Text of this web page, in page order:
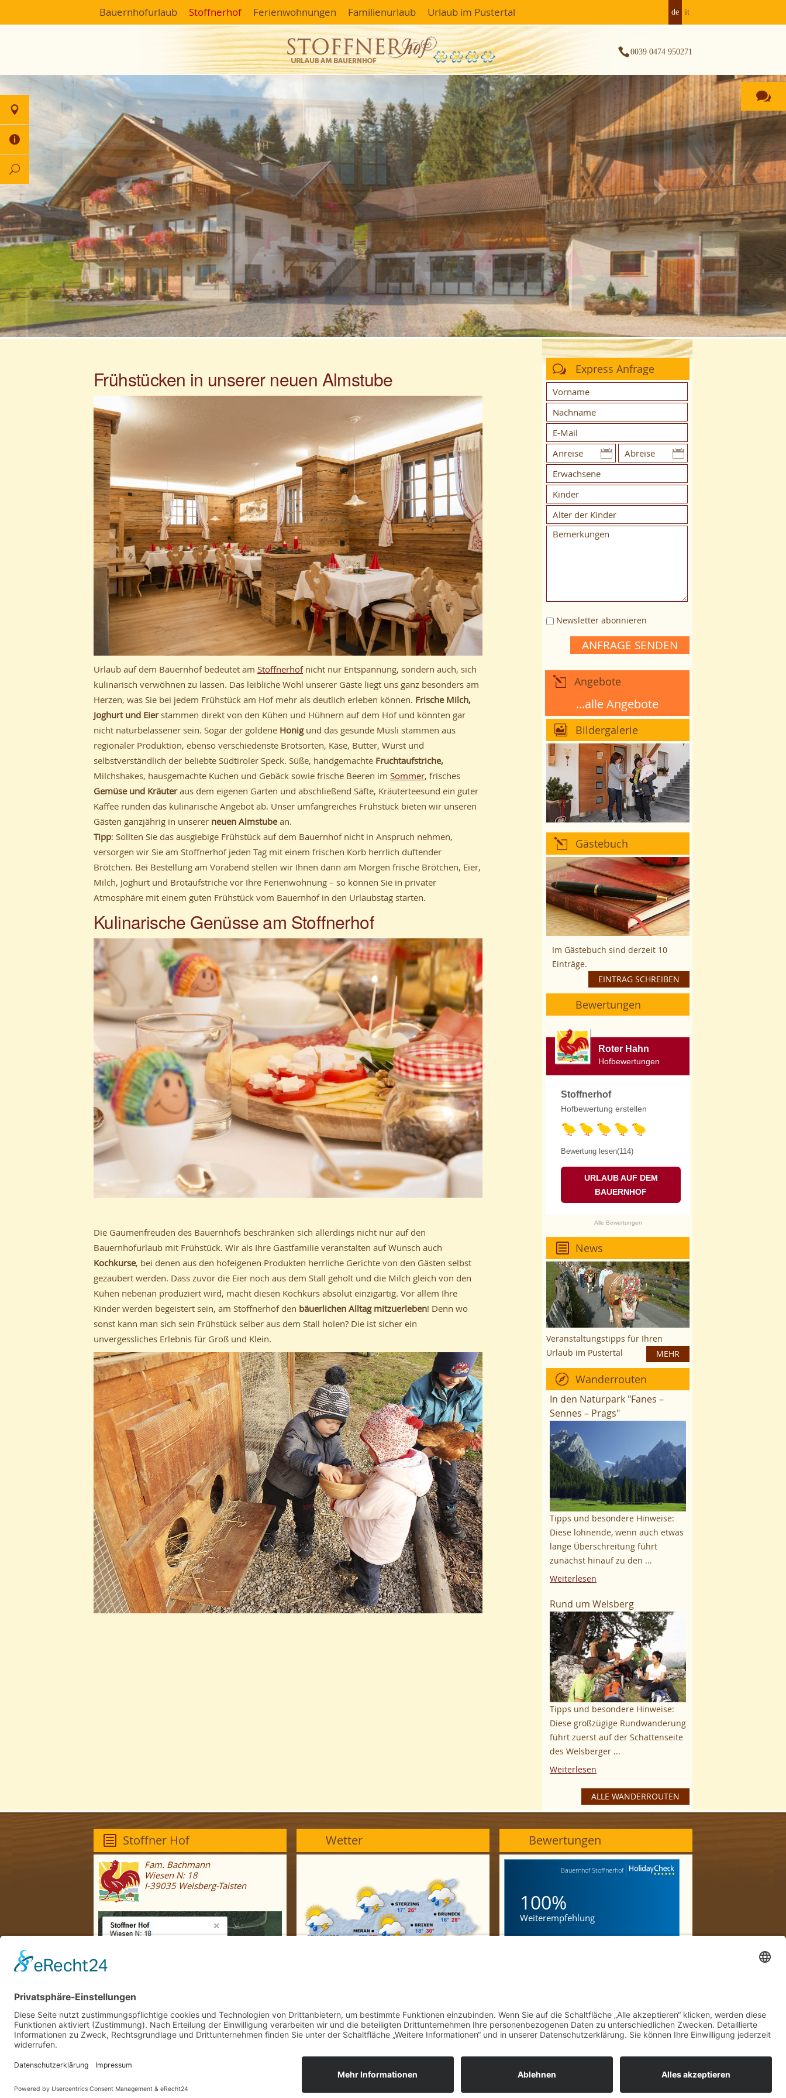
Bauernhofurlaub Stoffnerhof Ferienwohnungen Familienurlaub Urlaub im Pustertal de it
0039 0474 950271
Frühstücken in unserer neuen Almstube
Urlaub auf dem Bauernhof bedeutet am Stoffnerhofnicht nur Entspannung, sondern auch, sich
kulinarisch verwöhnen zu lassen. Das leibliche Wohl unserer Gäste liegt uns ganz besonders am
Herzen, was Sie bei jedem Frühstück am Hof mehr als deutlich erleben können. Frische Milch,
Joghurt und Eierstammen direkt von den Kühen und Hühnern auf dem Hof und könnten gar
nicht naturbelassener sein. Sogar der goldene Honig und das gesunde Müsli stammen aus
regionaler Produktion, ebenso verschiedenste Brotsorten, Käse, Butter, Wurst und
selbstverständlich der beliebte Südtiroler Speck. Süße, handgemachte Fruchtaufstriche,
Milchshakes, hausgemachte Kuchen und Gebäck sowie frische Beeren im Sommer, frisches
Gemüse und Kräuteraus dem eigenen Garten und abschließend Säfte, Kräuterteesund ein guter
Kaffee runden das kulinarische Angebot ab. Unser umfangreiches Frühstück bieten wir unseren
Gästen ganzjährig in unserer neuen Almstubean.
Tipp: Sollten Sie das ausgiebige Frühstück auf dem Bauernhof nicht in Anspruch nehmen,
versorgen wir Sie am Stoffnerhof jeden Tag mit einem frischen Korb herrlich duftender
Brötchen. Bei Bestellung am Vorabend stellen wir Ihnen dann am Morgen frische Brötchen, Eier,
Milch, Joghurt und Brotaufstriche vor Ihre Ferienwohnung – so können Sie in privater
Atmosphäre mit einem guten Frühstück vom Bauernhof in den Urlaubstag starten.
Kulinarische Genüsse am Stoffnerhof
Die Gaumenfreuden des Bauernhofs beschränken sich allerdings nicht nur auf den
Bauernhofurlaub mit Frühstück. Wir als Ihre Gastfamilie veranstalten auf Wunsch auch
Kochkurse, bei denen aus den hofeigenen Produkten herrliche Gerichte von den Gästen selbst
gezaubert werden. Dass zuvor die Eier noch aus dem Stall geholt und die Milch gleich von den
Kühen nebenan produziert wird, macht diesen Kochkurs absolut einzigartig. Vor allem Ihre
Kinder werden begeistert sein, am Stoffnerhof den bäuerlichen Alltag mitzuerleben! Denn wo
sonst kann man sich sein Frühstück selber aus dem Stall holen? Die ist sicher ein
unvergessliches Erlebnis für Groß und Klein.
Express Anfrage
Newsletter abonnieren
ANFRAGE SENDEN
Angebote
...alle Angebote
Bildergalerie
Gästebuch
Im Gästebuch sind derzeit 10
Einträge.
EINTRAG SCHREIBEN
Bewertungen
Roter Hahn
Hofbewertungen
Stoffnerhof
Hofbewertung erstellen
Bewertung lesen(114)
URLAUB AUF DEM
BAUERNHOF
Alle Bewertungen
News
Veranstaltungstipps für Ihren
Urlaub im Pustertal
MEHR
Wanderrouten
In den Naturpark "Fanes –
Sennes – Prags"
Tipps und besondere Hinweise:
Diese lohnende, wenn auch etwas
lange Überschreitung führt
zunächst hinauf zu den ...
Weiterlesen
Rund um Welsberg
Tipps und besondere Hinweise:
Diese großzügige Rundwanderung
führt zuerst auf der Schattenseite
des Welsberger ...
Weiterlesen
ALLE WANDERROUTEN
Stoffner Hof
Fam. Bachmann
Wiesen N: 18
I-39035 Welsberg-Taisten
Anfahrt
Wetter Bewertungen
Bauernhof Stoffnerhof
100%
Weiterempfehlung
"Urlaub in Traumhafter
Natur"
Wolfgang, 66-70, Juni 2026
"ein wunderschön gelegener
Cornelia, 71+, Mai 2023